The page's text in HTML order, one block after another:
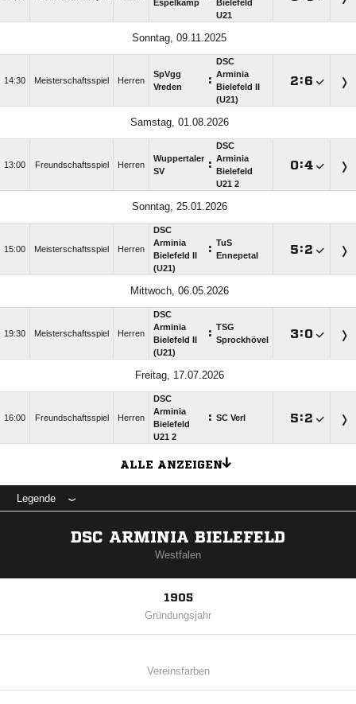
Espelkamp
Bielefeld
U21
Sonntag, 09.11.2025
14:30 Meisterschaftsspiel Herren
SpVgg
Vreden
:
DSC
Arminia
Bielefeld II
(U21)
:
Samstag, 01.08.2026
13:00 Freundschaftsspiel Herren
Wuppertaler
SV
:
DSC
Arminia
Bielefeld
U21 2
:
Sonntag, 25.01.2026
15:00 Meisterschaftsspiel Herren
DSC
Arminia
Bielefeld II
(U21)
: TuS
Ennepetal
:
Mittwoch, 06.05.2026
19:30 Meisterschaftsspiel Herren
DSC
Arminia
Bielefeld II
(U21)
: TSG
Sprockhövel
:
Freitag, 17.07.2026
16:00 Freundschaftsspiel Herren
DSC
Arminia
Bielefeld
U21 2
: SC Verl :
ALLE ANZEIGEN
Legende
DSC ARMINIA BIELEFELD
Westfalen
1905
Gründungsjahr
Vereinsfarben